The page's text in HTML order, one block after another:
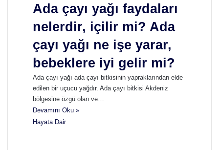
Ada çayı yağı faydaları
nelerdir, içilir mi? Ada
çayı yağı ne işe yarar,
bebeklere iyi gelir mi?
Ada çayı yağı ada çayı bitkisinin yapraklarından elde
edilen bir uçucu yağdır. Ada çayı bitkisi Akdeniz
bölgesine özgü olan ve…
Devamını Oku »
Hayata Dair